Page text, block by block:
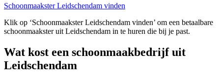
Schoonmaakster Leidschendam vinden
Klik op ‘Schoonmaakster Leidschendam vinden’ om een betaalbare
schoonmaakster uit Leidschendam in te huren die bij je past.
Wat kost een schoonmaakbedrijf uit
Leidschendam